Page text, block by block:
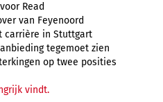
Read
van Feyenoord
carrière in Stuttgart
tegemoet zien
op twee posities
vindt.